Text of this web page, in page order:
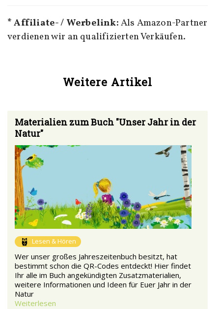
* Affiliate- / Werbelink:Als Amazon-Partner
verdienen wir an qualifizierten Verkäufen.
Weitere Artikel
Materialien zum Buch "Unser Jahr in der
Natur"
Lesen & Hören
Wer unser großes Jahreszeitenbuch besitzt, hat
bestimmt schon die QR-Codes entdeckt! Hier findet
Ihr alle im Buch angekündigten Zusatzmaterialien,
weitere Informationen und Ideen für Euer Jahr in der
Natur
Weiterlesen